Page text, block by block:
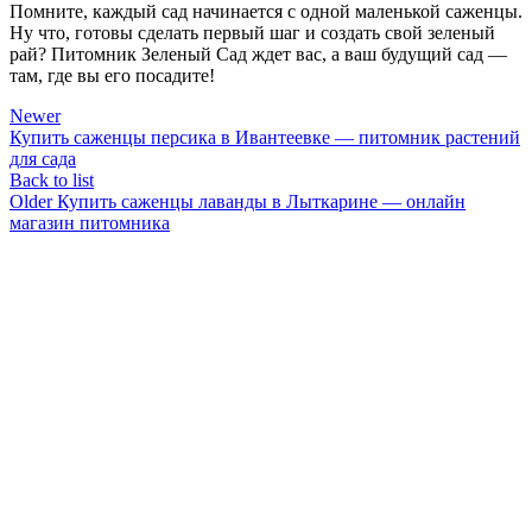
Помните, каждый сад начинается с одной маленькой саженцы.
Ну что, готовы сделать первый шаг и создать свой зеленый
рай? Питомник Зеленый Сад ждет вас, а ваш будущий сад —
там, где вы его посадите!
Newer
Купить саженцы персика в Ивантеевке — питомник растений
для сада
Back to list
Older Купить саженцы лаванды в Лыткарине — онлайн
магазин питомника